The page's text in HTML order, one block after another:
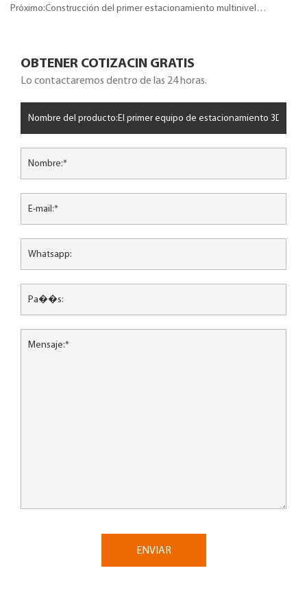
inteligente tridimensional público automatizado en Zhanjiang
Próximo:Construcción del primer estacionamiento multinivel
OBTENER COTIZACIN GRATIS
Lo contactaremos dentro de las 24 horas.
ENVIAR